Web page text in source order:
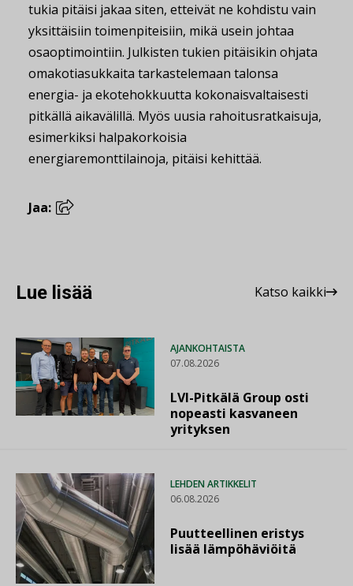
tukia pitäisi jakaa siten, etteivät ne kohdistu vain
yksittäisiin toimenpiteisiin, mikä usein johtaa
osaoptimointiin. Julkisten tukien pitäisikin ohjata
omakotiasukkaita tarkastelemaan talonsa
energia- ja ekotehokkuutta kokonaisvaltaisesti
pitkällä aikavälillä. Myös uusia rahoitusratkaisuja,
esimerkiksi halpakorkoisia
energiaremonttilainoja, pitäisi kehittää.
Jaa:
Lue lisää Katso kaikki
AJANKOHTAISTA
07.08.2026
LVI-Pitkälä Group osti
nopeasti kasvaneen
yrityksen
LEHDEN ARTIKKELIT
06.08.2026
Puutteellinen eristys
lisää lämpöhäviöitä